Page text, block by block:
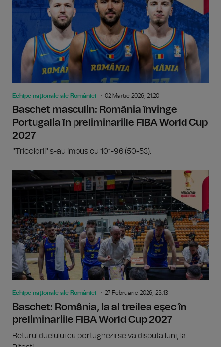
Echipe naționale ale României 02 Martie 2026, 21:20
Baschet masculin: România învinge
Portugalia în preliminariile FIBA World Cup
2027
"Tricolorii" s-au impus cu 101-96 (50-53).
Echipe naționale ale României 27 Februarie 2026, 23:13
Baschet: România, la al treilea eşec în
preliminariile FIBA World Cup 2027
Returul duelului cu portughezii se va disputa luni, la